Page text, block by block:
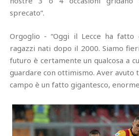
sprecato”.
Orgoglio - “Oggi il Lecce ha fatto
ragazzi nati dopo il 2000. Siamo
futuro è certamente un qualcosa a
guardare con ottimismo. Aver avuto
campo è un fatto gigantesco,